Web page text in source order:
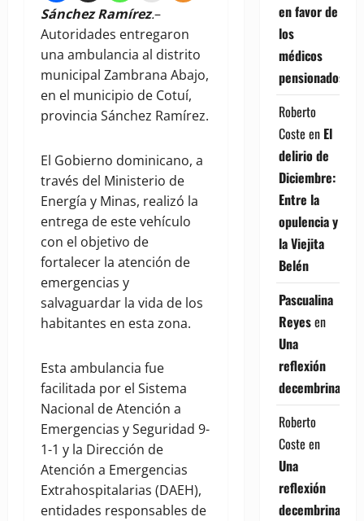
Sánchez Ramírez.–
Autoridades entregaron
una ambulancia al distrito
municipal Zambrana Abajo,
en el municipio de Cotuí,
provincia Sánchez Ramírez.
El Gobierno dominicano, a
través del Ministerio de
Energía y Minas, realizó la
entrega de este vehículo
con el objetivo de
fortalecer la atención de
emergencias y
salvaguardar la vida de los
habitantes en esta zona.
Esta ambulancia fue
facilitada por el Sistema
Nacional de Atención a
Emergencias y Seguridad 9-
1-1 y la Dirección de
Atención a Emergencias
Extrahospitalarias (DAEH),
entidades responsables de
en favor de
los
médicos
pensionados
Roberto
Coste en El
delirio de
Diciembre:
Entre la
opulencia y
la Viejita
Belén
Pascualina
Reyesen
Una
reflexión
decembrina
Roberto
Coste en
Una
reflexión
decembrina